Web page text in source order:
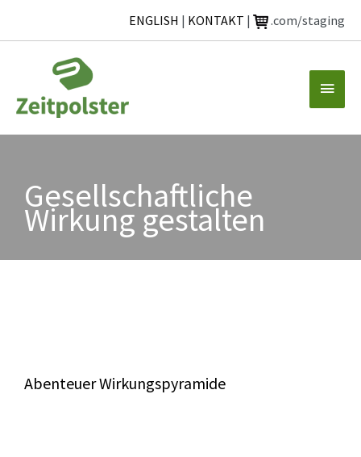
ENGLISH | KONTAKT | .com/staging
springen
Gesellschaftliche
Wirkung gestalten
Abenteuer Wirkungspyramide